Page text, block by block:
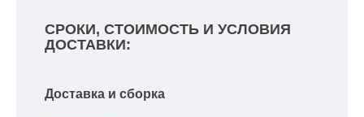
СРОКИ, СТОИМОСТЬ И УСЛОВИЯ
ДОСТАВКИ:
Доставка и сборка